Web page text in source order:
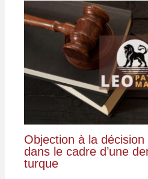
Objection à la décision
dans le cadre d’une
turque